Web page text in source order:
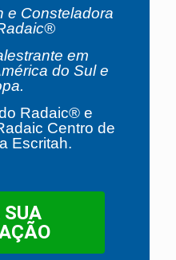
e Consteladora
em
do Sul e
Radaic® e
Centro de
Escritah.
SUA